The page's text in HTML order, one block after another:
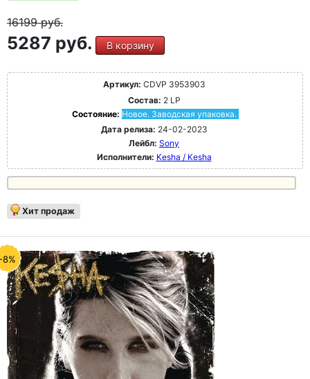
16199руб.
5287 руб. В корзину
Артикул: CDVP 3953903
Состав: 2 LP
Состояние: Новое. Заводская упаковка.
Дата релиза: 24-02-2023
Лейбл: Sony
Исполнители: Kesha / Kesha
Хит продаж
8%